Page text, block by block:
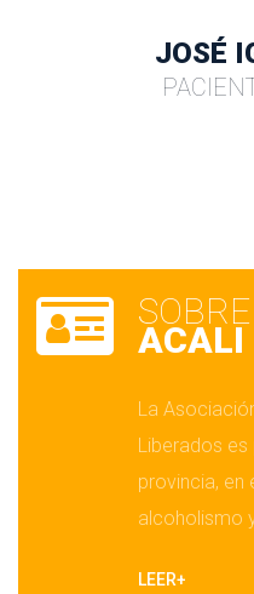
JOSÉ
SOBRE
ACALI
La
Liberados
provincia, en
alcoholismo
LEER+